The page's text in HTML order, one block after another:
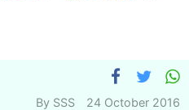
By SSS 24 October 2016